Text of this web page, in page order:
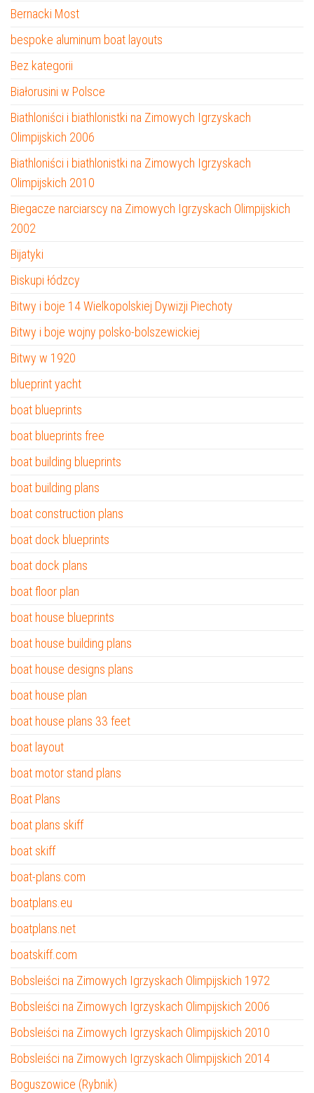
Bernacki Most
bespoke aluminum boat layouts
Bez kategorii
Białorusini w Polsce
Biathloniści i biathlonistki na Zimowych Igrzyskach
Olimpijskich 2006
Biathloniści i biathlonistki na Zimowych Igrzyskach
Olimpijskich 2010
Biegacze narciarscy na Zimowych Igrzyskach Olimpijskich
2002
Bijatyki
Biskupi łódzcy
Bitwy i boje 14 Wielkopolskiej Dywizji Piechoty
Bitwy i boje wojny polsko-bolszewickiej
Bitwy w 1920
blueprint yacht
boat blueprints
boat blueprints free
boat building blueprints
boat building plans
boat construction plans
boat dock blueprints
boat dock plans
boat floor plan
boat house blueprints
boat house building plans
boat house designs plans
boat house plan
boat house plans 33 feet
boat layout
boat motor stand plans
Boat Plans
boat plans skiff
boat skiff
boat-plans.com
boatplans.eu
boatplans.net
boatskiff.com
Bobsleiści na Zimowych Igrzyskach Olimpijskich 1972
Bobsleiści na Zimowych Igrzyskach Olimpijskich 2006
Bobsleiści na Zimowych Igrzyskach Olimpijskich 2010
Bobsleiści na Zimowych Igrzyskach Olimpijskich 2014
Boguszowice (Rybnik)